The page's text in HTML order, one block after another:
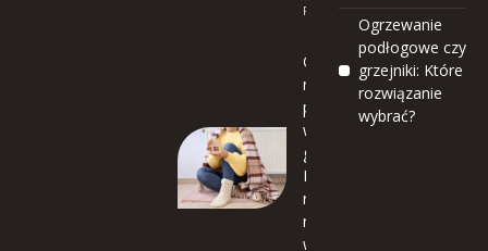
Porady
Ogrzewa
nie
podłogo
we czy
grzejniki:
Które
rozwiąza
nie
wybrać?
Ogrzewanie
podłogowe czy
grzejniki: Które
rozwiązanie
wybrać?